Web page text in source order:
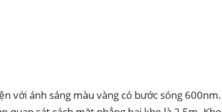
với ánh sáng màu vàng có bước sóng 600nm.